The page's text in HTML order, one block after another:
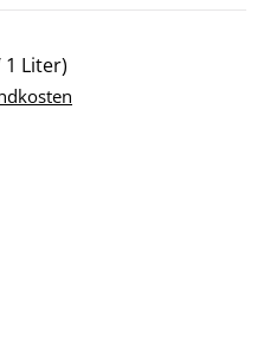
1 Liter)
von 0 von 5 Sternen